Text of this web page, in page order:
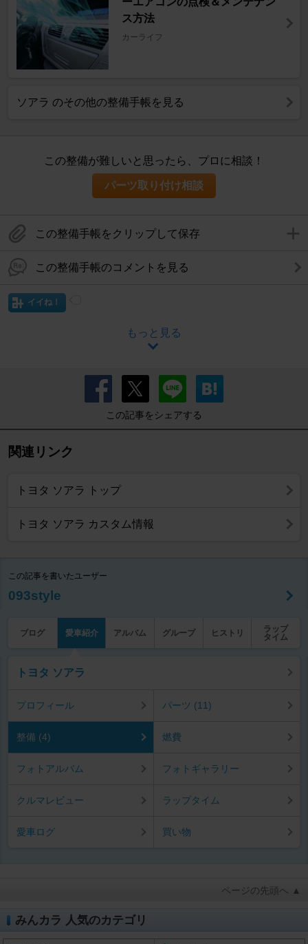
ス方法
カーライフ
ソアラ のその他の整備手帳を見る
この整備が難しいと思ったら、プロに相談！
パーツ取り付け相談
この整備手帳をクリップして保存
この整備手帳のコメントを見る
イイね！
もっと見る
この記事をシェアする
関連リンク
トヨタ ソアラ トップ
トヨタ ソアラ カスタム情報
この記事を書いたユーザー
093style
ブログ 愛車紹介 アルバム グループ ヒストリ
ラップ
タイム
トヨタ ソアラ
プロフィール パーツ (11)
整備 (4) 燃費
フォトアルバム フォトギャラリー
クルマレビュー ラップタイム
愛車ログ 買い物
ページの先頭へ ▲
みんカラ 人気のカテゴリ